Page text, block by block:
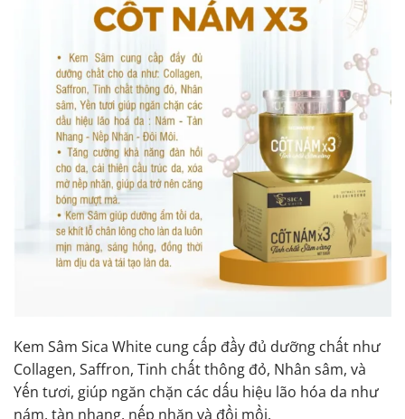
Kem Sâm Sica White cung cấp đầy đủ dưỡng chất như
Collagen, Saffron, Tinh chất thông đỏ, Nhân sâm, và
Yến tươi, giúp ngăn chặn các dấu hiệu lão hóa da như
nám, tàn nhang, nếp nhăn và đồi mồi.